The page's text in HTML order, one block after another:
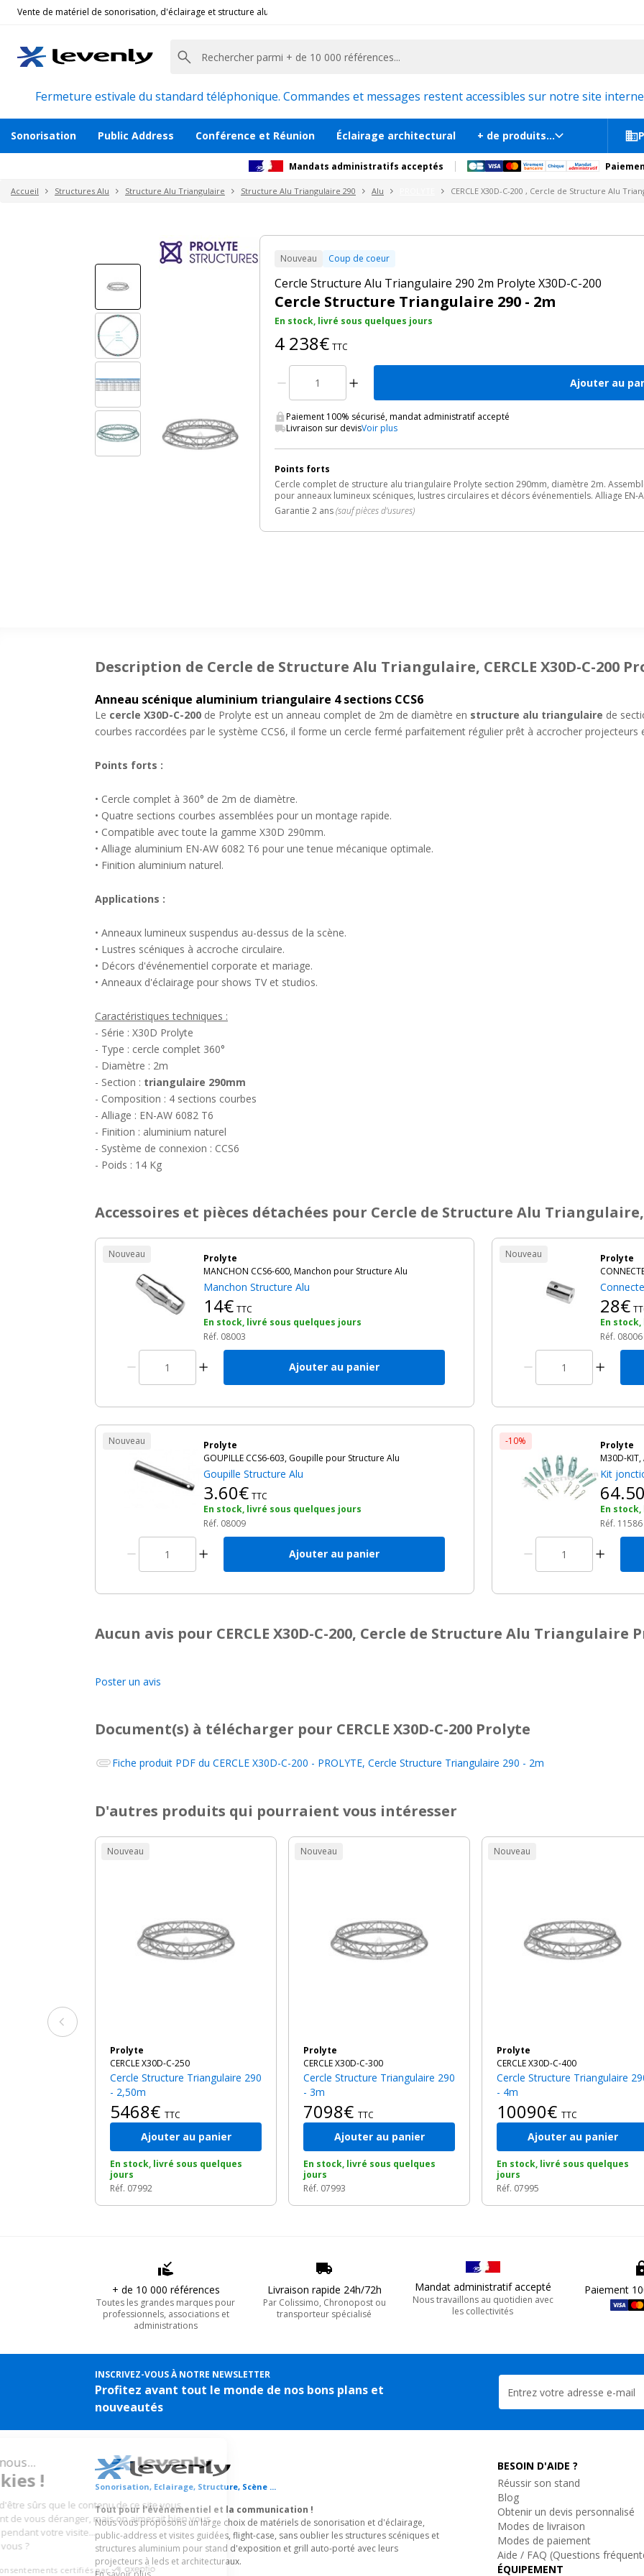
Vente de matériel de sonorisation, d'éclairage et structure alu pour l'évènementiel et la communication, stand exposition, scène, podium et estrade, etc. |
Fermeture estivale du standard téléphonique. Commandes et messages restent accessibles sur notre site
Sonorisation Public Address Conférence et Réunion Éclairage architectural + de produits...
Mandats administratifs acceptés
Accueil Structures Alu Structure Alu Triangulaire Structure Alu Triangulaire 290 Alu CERCLE X30D-C-200 , Cercle de Structure Alu
Nouveau Coup de coeur
Cercle Structure Alu Triangulaire 290 2m Prolyte X30D-C-200
Cercle Structure Triangulaire 290 - 2m
En stock, livré sous quelques jours
4 238€ TTC
Ajouter au
Paiement 100% sécurisé, mandat administratif accepté
Livraison sur devisVoir plus
Points forts
Cercle complet de structure alu triangulaire Prolyte section 290mm, diamètre 2m.
pour anneaux lumineux scéniques, lustres circulaires et décors événementiels. Alliage EN-
Garantie 2 ans(sauf pièces d'usures)
Description de Cercle de Structure Alu Triangulaire, CERCLE X30D-C-200
Anneau scénique aluminium triangulaire 4 sections CCS6
Le cercle X30D-C-200 de Prolyte est un anneau complet de 2m de diamètre en structure alu triangulaire de
courbes raccordées par le système CCS6, il forme un cercle fermé parfaitement régulier prêt à accrocher projecteurs
Points forts :
• Cercle complet à 360° de 2m de diamètre.
• Quatre sections courbes assemblées pour un montage rapide.
• Compatible avec toute la gamme X30D 290mm.
• Alliage aluminium EN-AW 6082 T6 pour une tenue mécanique optimale.
• Finition aluminium naturel.
Applications :
• Anneaux lumineux suspendus au-dessus de la scène.
• Lustres scéniques à accroche circulaire.
• Décors d'événementiel corporate et mariage.
• Anneaux d'éclairage pour shows TV et studios.
Caractéristiques techniques :
- Série : X30D Prolyte
- Type : cercle complet 360°
- Diamètre : 2m
- Section : triangulaire 290mm
- Composition : 4 sections courbes
- Alliage : EN-AW 6082 T6
- Finition : aluminium naturel
- Système de connexion : CCS6
- Poids : 14 Kg
Accessoires et pièces détachées pour Cercle de Structure Alu Triangulaire,
Nouveau
Prolyte
MANCHON CCS6-600, Manchon pour Structure Alu
Manchon Structure Alu
14€ TTC
En stock, livré sous quelques jours
Réf. 08003
Ajouter au panier
Nouveau
Prolyte
28€
En
Réf. 08006
Nouveau
Prolyte
GOUPILLE CCS6-603, Goupille pour Structure Alu
Goupille Structure Alu
3.60€ TTC
En stock, livré sous quelques jours
Réf. 08009
Ajouter au panier
-10%
Prolyte
M30D-
Kit
En
Réf. 11586
Aucun avis pour CERCLE X30D-C-200, Cercle de Structure Alu Triangulaire
Poster un avis
Document(s) à télécharger pour CERCLE X30D-C-200 Prolyte
Fiche produit PDF du CERCLE X30D-C-200 - PROLYTE, Cercle Structure Triangulaire 290 - 2m
D'autres produits qui pourraient vous intéresser
Nouveau
Prolyte
CERCLE X30D-C-250
Cercle Structure Triangulaire 290
- 2,50m
5468€ TTC
Ajouter au panier
En stock, livré sous quelques
jours
Réf. 07992
Nouveau
Prolyte
CERCLE X30D-C-300
Cercle Structure Triangulaire 290
- 3m
7098€ TTC
Ajouter au panier
En stock, livré sous quelques
jours
Réf. 07993
Nouveau
Prolyte
CERCLE X30D-C-400
Cercle Structure Triangulaire 290
- 4m
10090€ TTC
Ajouter au panier
En stock, livré sous quelques
jours
Réf. 07995
+ de 10 000 références
Toutes les grandes marques pour
professionnels, associations et
administrations
Livraison rapide 24h/72h
Par Colissimo, Chronopost ou
transporteur spécialisé
Mandat administratif accepté
Nous travaillons au quotidien avec
les collectivités
Paiement
INSCRIVEZ-VOUS À NOTRE NEWSLETTER
Profitez avant tout le monde de nos bons plans et
nouveautés
Sonorisation, Eclairage, Structure, Scène ...
Tout pour l'évènementiel et la communication !
Nous vous proposons un large choix de matériels de sonorisation et d'éclairage,
public-address et visites guidées, flight-case, sans oublier les structures scéniques et
structures aluminium pour stand d'exposition et grill auto-porté avec leurs
projecteurs à leds et architecturaux.
BESOIN D'AIDE ?
Réussir son stand
Blog
Obtenir un devis personnalisé
Modes de livraison
Modes de paiement
Aide / FAQ (Questions
ÉQUIPEMENT